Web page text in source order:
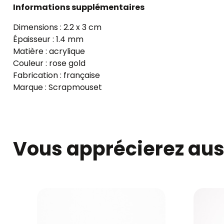
Informations supplémentaires
Dimensions : 2.2 x 3 cm
Épaisseur : 1.4 mm
Matière : acrylique
Couleur : rose gold
Fabrication : française
Marque : Scrapmouset
Vous apprécierez